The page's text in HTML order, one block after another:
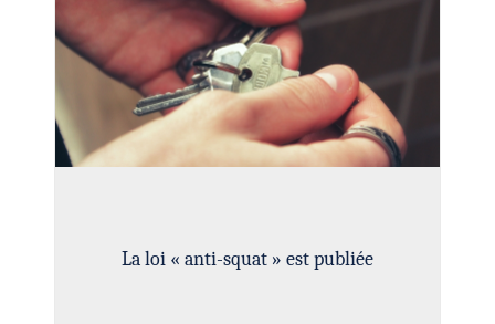
La loi « anti-squat » est publiée